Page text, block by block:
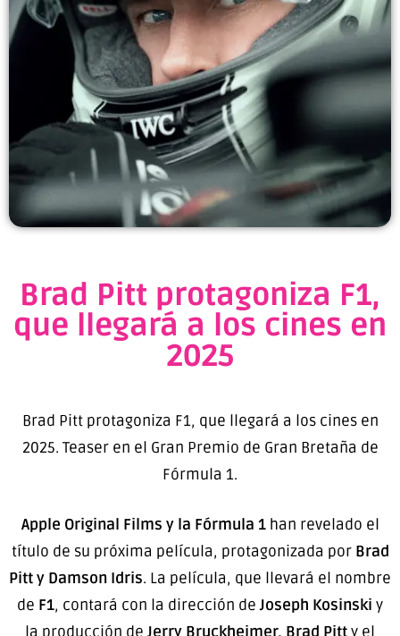
Brad Pitt protagoniza F1,
que llegará a los cines en
2025
Brad Pitt protagoniza F1, que llegará a los cines en
2025. Teaser en el Gran Premio de Gran Bretaña de
Fórmula 1.
Apple Original Films y la Fórmula 1han revelado el
título de su próxima película, protagonizada porBrad
Pitt y Damson Idris. La película, que llevará el nombre
de F1, contará con la dirección deJoseph Kosinski y
la producción deJerry Bruckheimer, Brad Pitty el